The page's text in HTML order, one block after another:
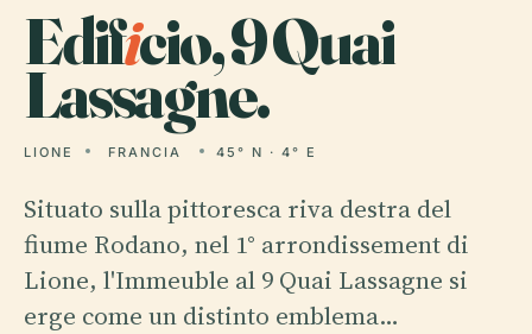
Edificio, 9 Quai
Lassagne.
LIONE FRANCIA 45° N · 4° E
Situato sulla pittoresca riva destra del
fiume Rodano, nel 1° arrondissement di
Lione, l'Immeuble al 9 Quai Lassagne si
erge come un distinto emblema…